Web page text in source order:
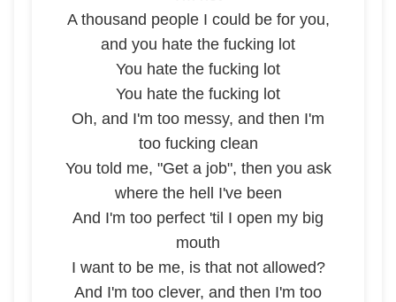
A thousand people I could be for you,
and you hate the fucking lot
You hate the fucking lot
You hate the fucking lot
Oh, and I'm too messy, and then I'm
too fucking clean
You told me, "Get a job", then you ask
where the hell I've been
And I'm too perfect 'til I open my big
mouth
I want to be me, is that not allowed?
And I'm too clever, and then I'm too